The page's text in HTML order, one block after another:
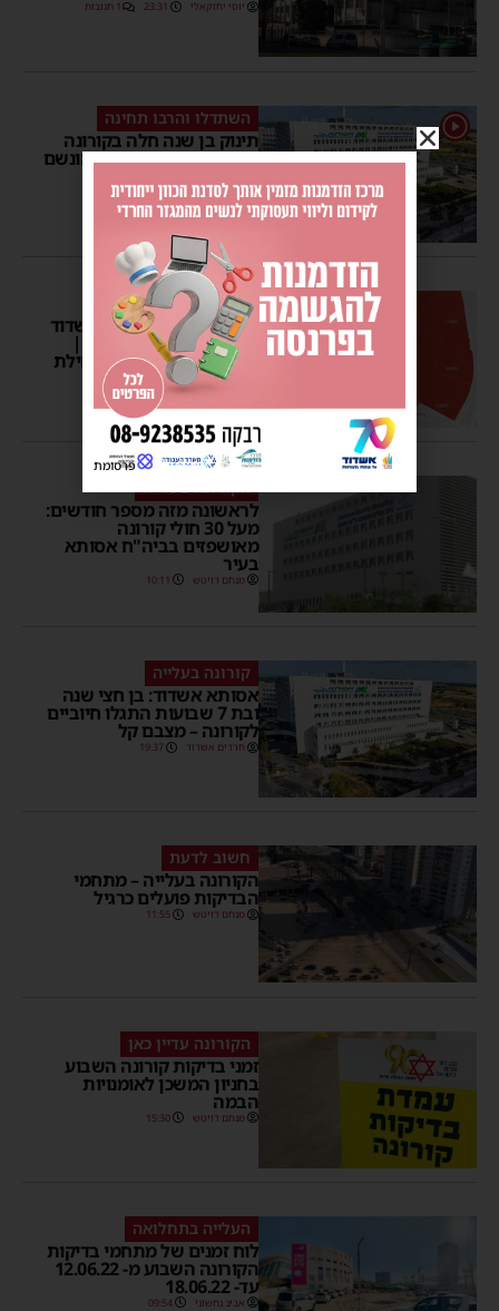
יוסי יחזקאלי 23:31 1 תגובות
1 השתדלו והרבו תחינה
תינוק בן שנה חלה בקורונה
ואושפז כשהוא מורדם ומונשם
הקורונה בעלייה
1,433 חולים פעילים באשדוד
| 36 תושבים מאושפזים |
359 תושבים נפטרו מתחילת
המגיפה
מנחם דויטש 13:04
הקורונה בעלייה
לראשונה מזה מספר חודשים:
מעל 30 חולי קורונה
מאושפזים בביה"ח אסותא
בעיר
מנחם דויטש 10:11
קורונה בעלייה
אסותא אשדוד: בן חצי שנה
ובת 7 שבועות התגלו חיוביים
לקורונה – מצבם קל
חרדים אשדוד 19:37
חשוב לדעת
הקורונה בעלייה – מתחמי
הבדיקות פועלים כרגיל
מנחם דויטש 11:55
הקורונה עדיין כאן
זמני בדיקות קורונה השבוע
בחניון המשכן לאומנויות
הבמה
מנחם דויטש 15:30
העלייה בתחלואה
לוח זמנים של מתחמי בדיקות
הקורונה השבוע מ- 12.06.22
עד- 18.06.22
אביב נחשוני 09:54
פרסומת